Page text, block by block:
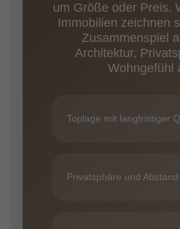
um Größe oder Preis.
Immobilien zeichnen
Zusammenspiel
Architektur,
Wohngefühl
Toplage mit langfristiger
Privatsphäre und